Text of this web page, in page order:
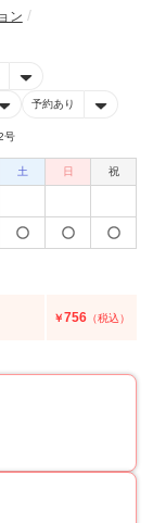
ン
予約あり
号
土 日 祝
￥756 （税込）